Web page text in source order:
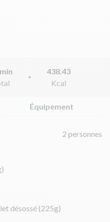
438.43
Kcal
Équipement
2 personnes
désossé (225g)